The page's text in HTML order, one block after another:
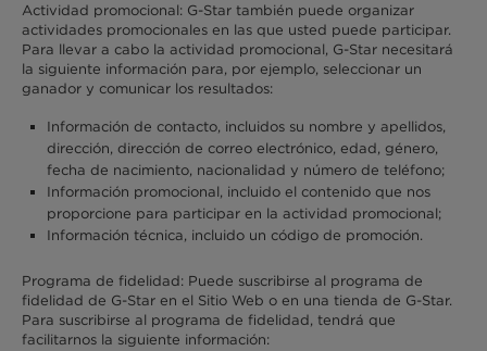
Actividad promocional: G-Star también puede organizar
actividades promocionales en las que usted puede participar.
Para llevar a cabo la actividad promocional, G-Star necesitará
la siguiente información para, por ejemplo, seleccionar un
ganador y comunicar los resultados:
Información de contacto, incluidos su nombre y apellidos,
dirección, dirección de correo electrónico, edad, género,
fecha de nacimiento, nacionalidad y número de teléfono;
Información promocional, incluido el contenido que nos
proporcione para participar en la actividad promocional;
Información técnica, incluido un código de promoción.
Programa de fidelidad: Puede suscribirse al programa de
fidelidad de G-Star en el Sitio Web o en una tienda de G-Star.
Para suscribirse al programa de fidelidad, tendrá que
facilitarnos la siguiente información: